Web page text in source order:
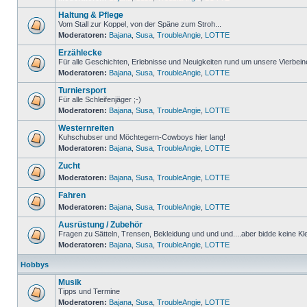
Haltung & Pflege
Vom Stall zur Koppel, von der Späne zum Stroh...
Moderatoren: Bajana Susa TroubleAngie LOTTE
Erzählecke
Für alle Geschichten, Erlebnisse und Neuigkeiten rund um unsere
Moderatoren: Bajana Susa TroubleAngie LOTTE
Turniersport
Für alle Schleifenjäger ;-)
Moderatoren: Bajana Susa TroubleAngie LOTTE
Westernreiten
Kuhschubser und Möchtegern-Cowboys hier lang!
Moderatoren: Bajana Susa TroubleAngie LOTTE
Zucht
Moderatoren: Bajana Susa TroubleAngie LOTTE
Fahren
Moderatoren: Bajana Susa TroubleAngie LOTTE
Ausrüstung / Zubehör
Fragen zu Sätteln, Trensen, Bekleidung und und und....aber bidde keine
Moderatoren: Bajana Susa TroubleAngie LOTTE
Hobbys
Musik
Tipps und Termine
Moderatoren: Bajana Susa TroubleAngie LOTTE